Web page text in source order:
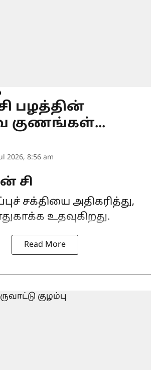
பழத்தின்
குணங்கள்...
2026, 8:56 am
சி
சக்தியை அதிகரித்து,
உதவுகிறது.
Read More